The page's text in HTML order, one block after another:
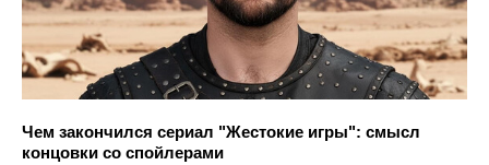
Чем закончился сериал "Жестокие игры": смысл
концовки со спойлерами